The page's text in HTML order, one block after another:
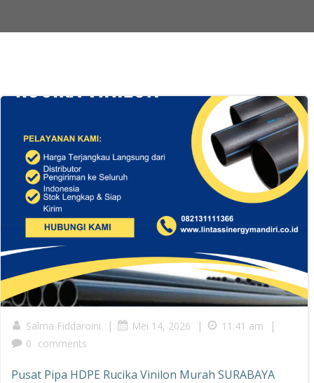
Salma Fiddaroini | Mei 14, 2026 | 11:41 am |
0 comments
Pusat Pipa HDPE Rucika Vinilon Murah SURABAYA